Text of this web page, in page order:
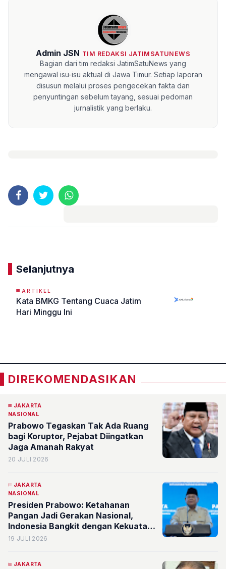
Admin JSN TIM REDAKSI JATIMSATUNEWS
Bagian dari tim redaksi JatimSatuNews yang
mengawal isu-isu aktual di Jawa Timur. Setiap laporan
disusun melalui proses pengecekan fakta dan
penyuntingan sebelum tayang, sesuai pedoman
jurnalistik yang berlaku.
Selanjutnya
ARTIKEL
Kata BMKG Tentang Cuaca Jatim
Hari Minggu Ini
DIREKOMENDASIKAN
JAKARTA
NASIONAL
Prabowo Tegaskan Tak Ada Ruang
bagi Koruptor, Pejabat Diingatkan
Jaga Amanah Rakyat
20 JULI 2026
JAKARTA
NASIONAL
Presiden Prabowo: Ketahanan
Pangan Jadi Gerakan Nasional,
Indonesia Bangkit dengan Kekuatan
Sendiri
19 JULI 2026
JAKARTA